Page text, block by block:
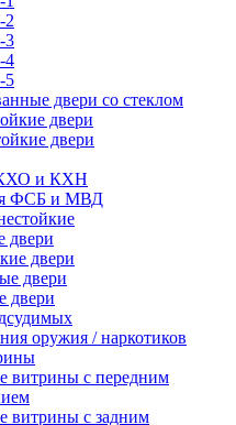
2
3
4
5
двери со стеклом
двери
двери
и КХН
ФСБ и МВД
двери
двери
двери
двери
оружия / наркотиков
витрины с передним
витрины с задним